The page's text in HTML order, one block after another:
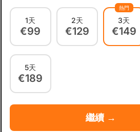
1天
€99
2天
€129
熱門
3天
€149
5天
€189
繼續 →